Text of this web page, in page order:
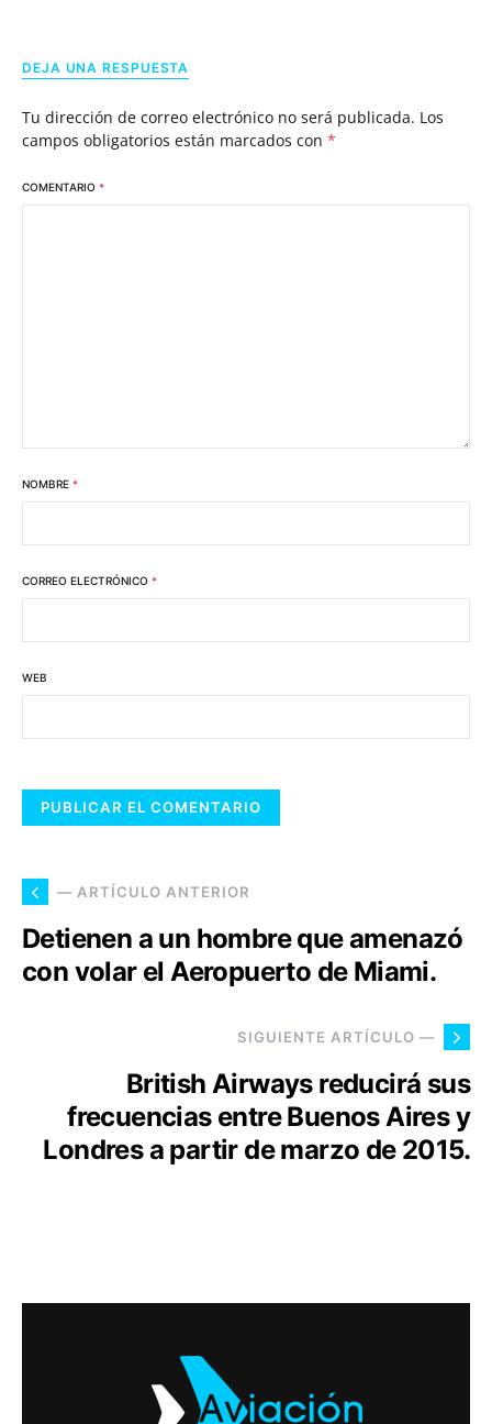
DEJA UNA RESPUESTA
Tu dirección de correo electrónico no será publicada. Los
campos obligatorios están marcados con *
COMENTARIO *
NOMBRE *
CORREO ELECTRÓNICO *
WEB
— ARTÍCULO ANTERIOR
Detienen a un hombre que amenazó
con volar el Aeropuerto de Miami.
SIGUIENTE ARTÍCULO —
British Airways reducirá sus
frecuencias entre Buenos Aires y
Londres a partir de marzo de 2015.